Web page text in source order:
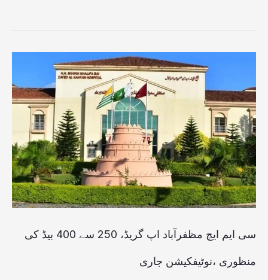
سی ایم ایچ مظفرآباد اپ گریڈ، 250 سے 400 بیڈ کی
منظوری ،نوٹیفکیشن جاری
ایچ
مظفرآباد
اپ
گریڈ،
250
سے